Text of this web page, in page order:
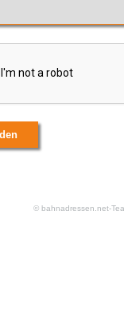
© bahnadressen.net-